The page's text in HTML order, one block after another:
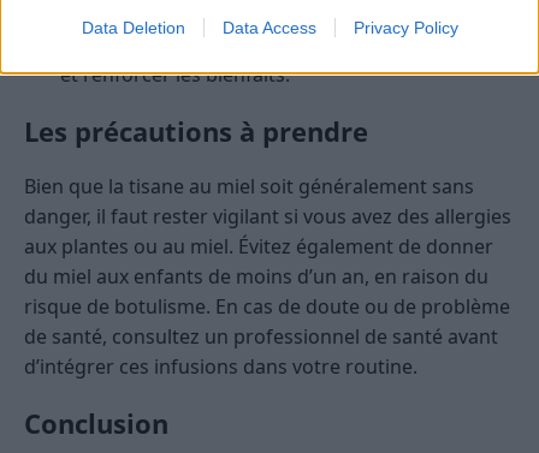
Data Deletion Data Access Privacy Policy
différentes plantes ou épices comme la cannelle,
le gingembre ou le citron pour varier les plaisirs
et renforcer les bienfaits.
Les précautions à prendre
Bien que la tisane au miel soit généralement sans
danger, il faut rester vigilant si vous avez des allergies
aux plantes ou au miel. Évitez également de donner
du miel aux enfants de moins d’un an, en raison du
risque de botulisme. En cas de doute ou de problème
de santé, consultez un professionnel de santé avant
d’intégrer ces infusions dans votre routine.
Conclusion